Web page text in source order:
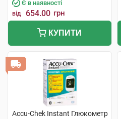
Є в наявності
від 654.00 грн
КУПИТИ
Accu-Chek Instant Глюкометр